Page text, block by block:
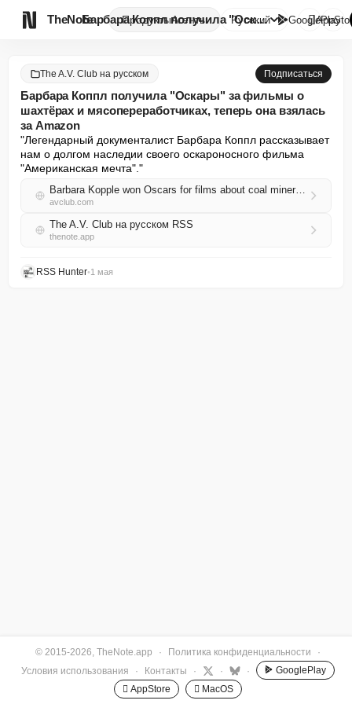
TheNote ПродуктыАгенты Барбара Коппл получила "Оскары...
Русский GooglePlay

The A.V. Club на русском Подписаться
Барбара Коппл получила "Оскары" за фильмы о
шахтёрах и мясопереработчиках, теперь она взялась
за Amazon
"Легендарный документалист Барбара Коппл рассказывает
нам о долгом наследии своего оскароносного фильма
"Американская мечта"."
Barbara Kopple won Oscars for films about coal miners and meatpackers, now she aims at Amazon
avclub.com
The A.V. Club на русском RSS
thenote.app
RSS Hunter•1 мая
© 2015-2026, TheNote.app · Политика конфиденциальности
·
Условия использования
· Контакты · · ·
GooglePlay
 AppStore
 MacOS